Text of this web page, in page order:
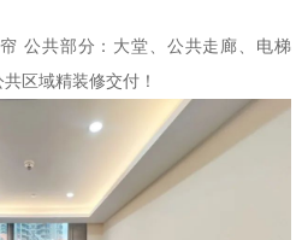
公共部分：大堂、公共走廊、电梯
区域精装修交付！